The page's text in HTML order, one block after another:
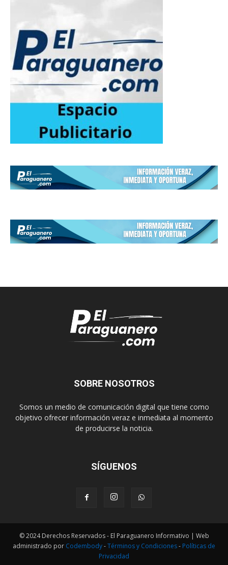
SOBRE NOSOTROS
Somos un medio de comunicación digital que tiene como
objetivo ofrecer información veraz e inmediata al momento
de producirse la noticia.
SÍGUENOS
© 2024 Derechos Reservados - El Paraguanero Informativo | Web
administrado por Codembody-Términos y Condiciones- Políticas de
Privacidad